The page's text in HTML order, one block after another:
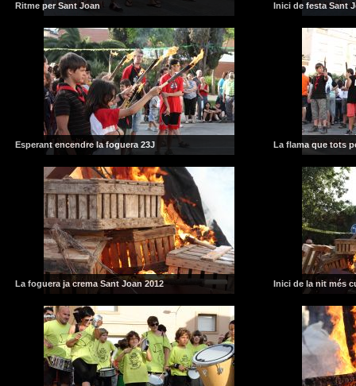
Ritme per Sant Joan Inici de festa Sant
Esperant encendre la foguera 23J La flama que tots
La foguera ja crema Sant Joan 2012 Inici de la nit més